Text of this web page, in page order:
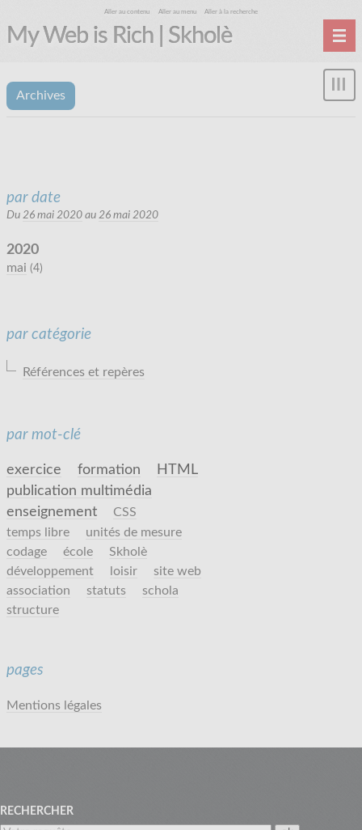
Aller au contenu Aller au menu Aller à la recherche
My Web is Rich | Skholè
Archives
par date
Du 26 mai 2020 au 26 mai 2020
2020
mai (4)
par catégorie
Références et repères
par mot-clé
exercice formation
HTML
publication multimédia
enseignement
CSS
temps libre
unités de mesure
codage
école
Skholè
développement
loisir
site web
association
statuts
schola
structure
pages
Mentions légales
RECHERCHER